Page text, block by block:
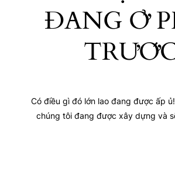
ĐANG Ở
Có điều gì đó lớn lao đang được ấp
chúng tôi đang được xây dựng và